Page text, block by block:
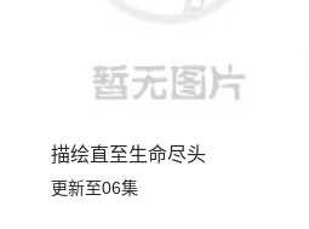
描绘直至生命尽头
更新至06集